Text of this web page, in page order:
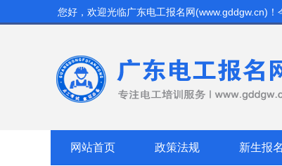
您好，欢迎光临广东电工报名网(www.gddgw.cn)
网站首页 政策法规 新生报名